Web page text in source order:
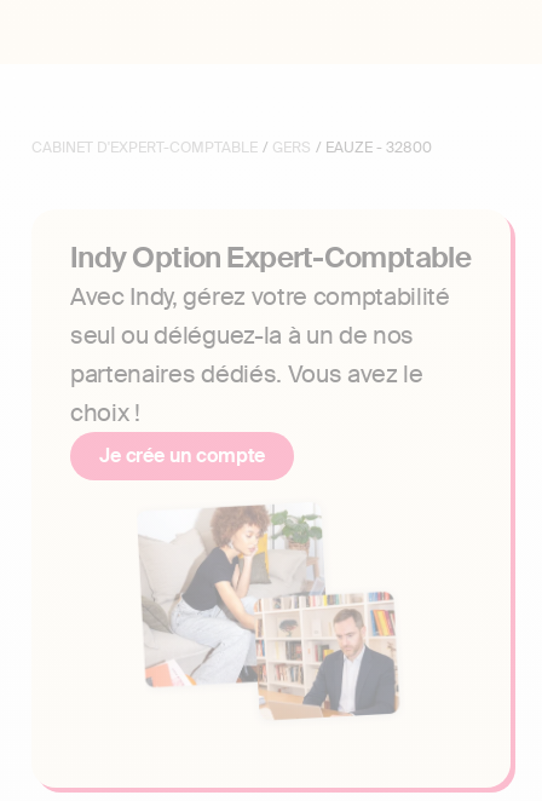
CABINET D'EXPERT-COMPTABLE / GERS / EAUZE - 32800
Indy Option Expert-Comptable
Avec Indy, gérez votre comptabilité
seul ou déléguez-la à un de nos
partenaires dédiés. Vous avez le
choix !
Je crée un compte